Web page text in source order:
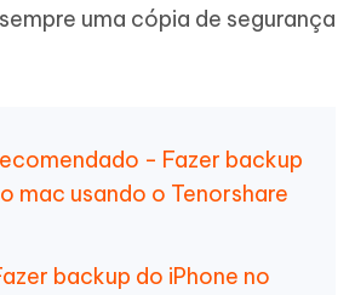
uma cópia de segurança
- Fazer backup
mac usando o Tenorshare
backup do iPhone no